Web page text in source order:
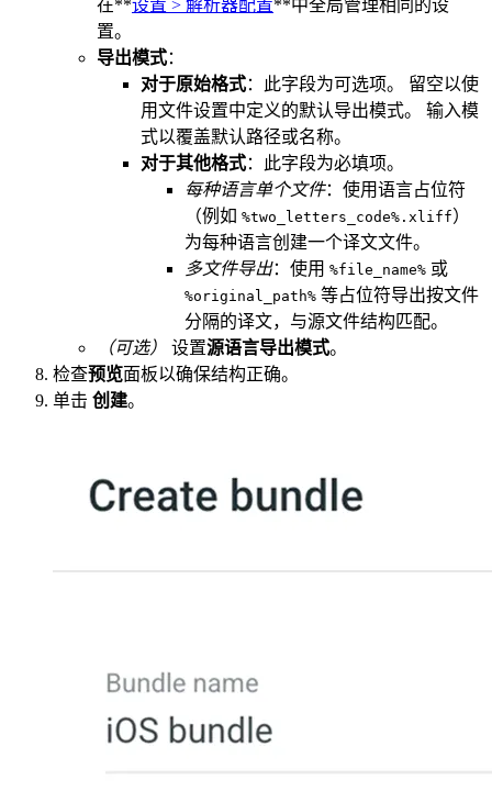
在**设置 > 解析器配置**中全局管理相同的设
置。
导出模式：
对于原始格式：此字段为可选项。 留空以使
用文件设置中定义的默认导出模式。 输入模
式以覆盖默认路径或名称。
对于其他格式：此字段为必填项。
每种语言单个文件：使用语言占位符
（例如 %two_letters_code%.xliff）
为每种语言创建一个译文文件。
多文件导出：使用 %file_name% 或
%original_path% 等占位符导出按文件
分隔的译文，与源文件结构匹配。
（可选）
设置源语言导出模式。
检查预览面板以确保结构正确。
单击 创建。